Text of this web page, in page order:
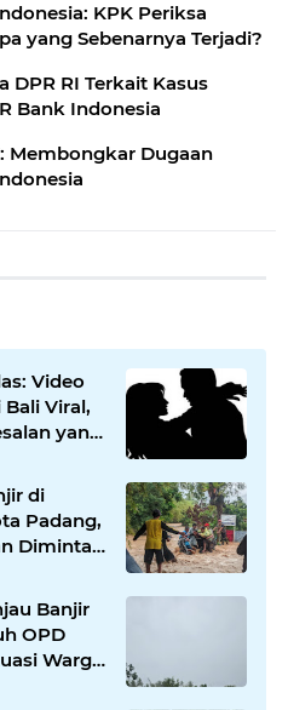
KPK Periksa
yang Sebenarnya Terjadi?
DPR RI Terkait Kasus
Bank Indonesia
Membongkar Dugaan
Video
Bali Viral,
yang
di
Padang,
Diminta
Banjir
OPD
Warga